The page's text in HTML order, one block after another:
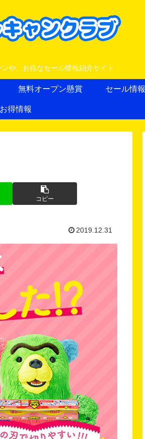
や、お得なセール情報紹介サイト
無料オープン懸賞 セール情報
お得情報
コピー
2019.12.31